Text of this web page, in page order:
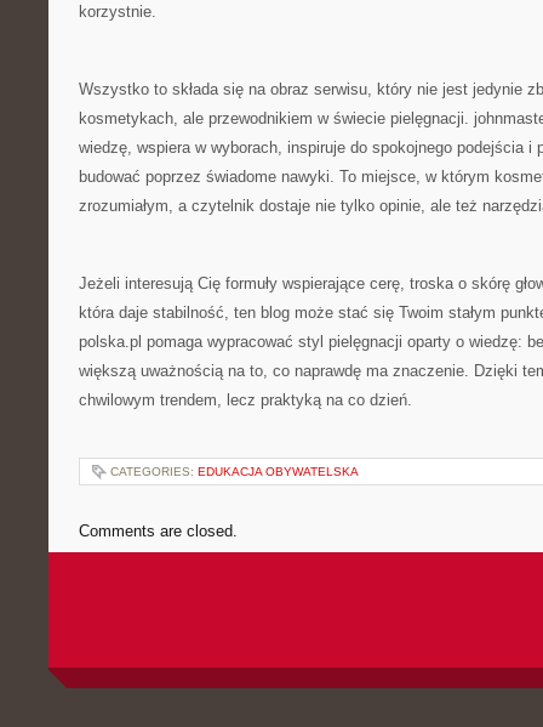
korzystnie.
Wszystko to składa się na obraz serwisu, który nie jest jedynie
kosmetykach, ale przewodnikiem w świecie pielęgnacji.
wiedzę, wspiera w wyborach, inspiruje do spokojnego podejścia i
budować poprzez świadome nawyki. To miejsce, w którym
zrozumiałym, a czytelnik dostaje nie tylko opinie, ale też
Jeżeli interesują Cię formuły wspierające cerę, troska o skórę
która daje stabilność, ten blog może stać się Twoim stałym
polska.pl pomaga wypracować styl pielęgnacji oparty o wiedzę:
większą uważnością na to, co naprawdę ma znaczenie. Dzięki
chwilowym trendem, lecz praktyką na co dzień.
CATEGORIES: EDUKACJA OBYWATELSKA
Comments are closed.